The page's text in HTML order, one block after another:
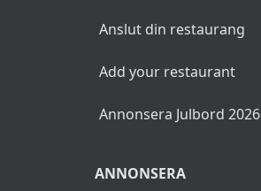
Anslut din restaurang
Add your restaurant
Annonsera Julbord 2026
ANNONSERA